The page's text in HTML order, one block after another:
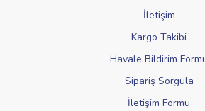
Gönder
İletişim
Kargo Takibi
Havale Bildirim
Sipariş Sorgula
İletişim Formu